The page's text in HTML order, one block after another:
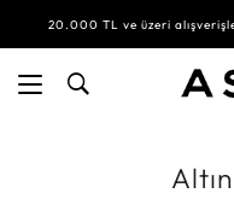
30.000 TL ve üzeri